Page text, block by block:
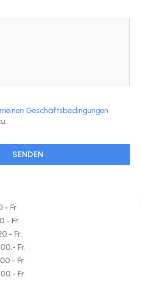
Geschäftsbedingungen
SENDEN
Fr.
Fr.
Fr.
Fr.
Fr.
Fr.